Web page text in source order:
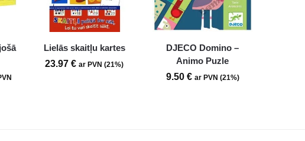
Lielās skaitļu kartes
23.97€ ar PVN (21%)
DJECO Domino –
Animo Puzle
9.50 € ar PVN (21%)